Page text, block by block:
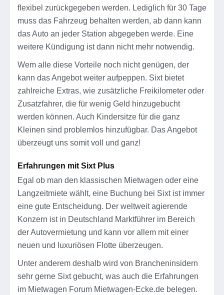
flexibel zurückgegeben werden. Lediglich für 30 Tage
muss das Fahrzeug behalten werden, ab dann kann
das Auto an jeder Station abgegeben werde. Eine
weitere Kündigung ist dann nicht mehr notwendig.
Wem alle diese Vorteile noch nicht genügen, der
kann das Angebot weiter aufpeppen. Sixt bietet
zahlreiche Extras, wie zusätzliche Freikilometer oder
Zusatzfahrer, die für wenig Geld hinzugebucht
werden können. Auch Kindersitze für die ganz
Kleinen sind problemlos hinzufügbar. Das Angebot
überzeugt uns somit voll und ganz!
Erfahrungen mit Sixt Plus
Egal ob man den klassischen Mietwagen oder eine
Langzeitmiete wählt, eine Buchung bei Sixt ist immer
eine gute Entscheidung. Der weltweit agierende
Konzern ist in Deutschland Marktführer im Bereich
der Autovermietung und kann vor allem mit einer
neuen und luxuriösen Flotte überzeugen.
Unter anderem deshalb wird von Brancheninsidern
sehr gerne Sixt gebucht, was auch die Erfahrungen
im Mietwagen Forum Mietwagen-Ecke.de belegen.